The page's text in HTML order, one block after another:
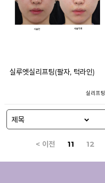
실루엣실리프팅(팔자, 턱라인)
실리프팅
< 이전 11 12